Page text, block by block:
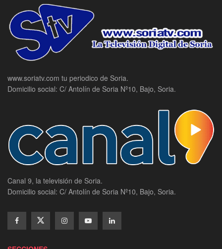
www.soriatv.com tu periodico de Soria.
Domicilio social: C/ Antolín de Soria Nº10, Bajo, Soria.
Canal 9, la televisión de Soria.
Domicilio social: C/ Antolín de Soria Nº10, Bajo, Soria.